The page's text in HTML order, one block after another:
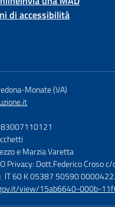
di accessibilità
Monate (VA)
83007110121
e Marzia Varetta
Privacy: Dott.Federico Croso
IT 60 K 05387 50590
view/15ab6640-000b-